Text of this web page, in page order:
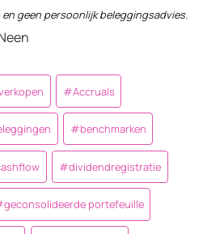
geen persoonlijk beleggingsadvies.
Post
Tags:
#Accruals
#benchmarken
#dividendregistratie
geconsolideerde portefeuille